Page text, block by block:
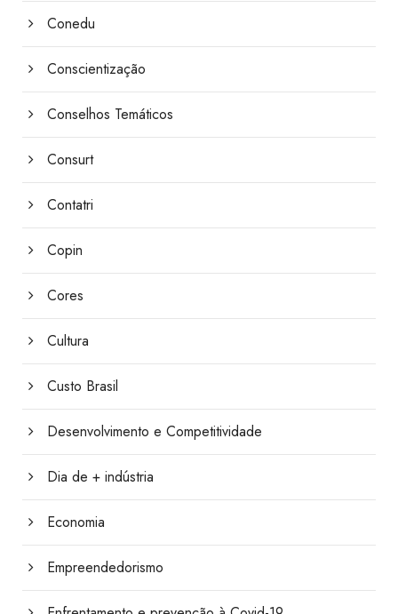
Conedu
Conscientização
Conselhos Temáticos
Consurt
Contatri
Copin
Cores
Cultura
Custo Brasil
Desenvolvimento e Competitividade
Dia de + indústria
Economia
Empreendedorismo